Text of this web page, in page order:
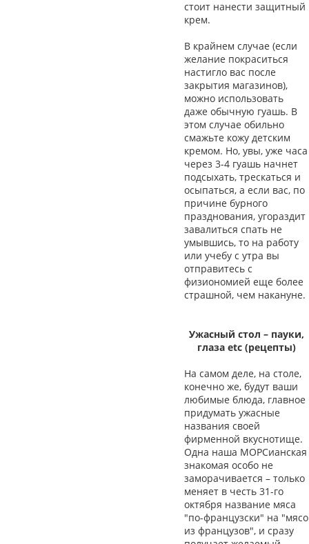
стоит нанести защитный
крем.
В крайнем случае (если
желание покраситься
настигло вас после
закрытия магазинов),
можно использовать
даже обычную гуашь. В
этом случае обильно
смажьте кожу детским
кремом. Но, увы, уже часа
через 3-4 гуашь начнет
подсыхать, трескаться и
осыпаться, а если вас, по
причине бурного
празднования, угораздит
завалиться спать не
умывшись, то на работу
или учебу с утра вы
отправитесь с
физиономией еще более
страшной, чем накануне.
Ужасный стол – пауки,
глаза etc (рецепты)
На самом деле, на столе,
конечно же, будут ваши
любимые блюда, главное
придумать ужасные
названия своей
фирменной вкуснотище.
Одна наша МОРСианская
знакомая особо не
заморачивается – только
меняет в честь 31-го
октября название мяса
"по-французски" на "мясо
из французов", и сразу